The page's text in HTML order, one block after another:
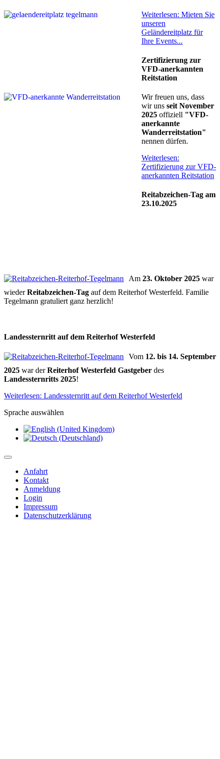
Weiterlesen: Mieten Sie
unseren
Geländereitplatz für
Ihre Events...
Zertifizierung zur
VFD-anerkannten
Reitstation
Wir freuen uns, dass
wir uns seit November
2025 offiziell "VFD-
anerkannte
Wanderreitstation"
nennen dürfen.
Weiterlesen:
Zertifizierung zur VFD-
anerkannten Reitstation
Reitabzeichen-Tag am
23.10.2025
Am 23. Oktober 2025 war
wiederReitabzeichen-Tag auf dem Reiterhof Westerfeld. Familie
Tegelmann gratuliert ganz herzlich!
Landessternritt auf dem Reiterhof Westerfeld
Vom 12. bis 14. September
2025 war derReiterhof Westerfeld Gastgeber des
Landessternritts 2025!
Weiterlesen: Landessternritt auf dem Reiterhof Westerfeld
Sprache auswählen
Anfahrt
Kontakt
Anmeldung
Login
Impressum
Datenschutzerklärung